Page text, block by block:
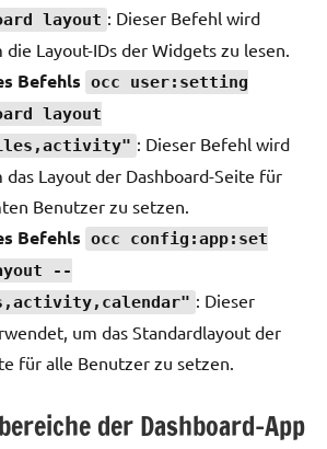
layout : Dieser Befehl wird
Layout-IDs der Widgets zu lesen.
Befehls occ user:setting
layout
: Dieser Befehl wird
Layout der Dashboard-Seite für
Benutzer zu setzen.
Befehls occ config:app:set
--
: Dieser
um das Standardlayout der
für alle Benutzer zu setzen.
der Dashboard-App